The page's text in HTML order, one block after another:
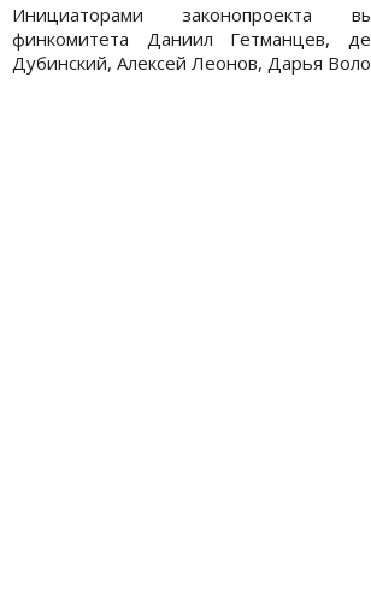
Инициаторами законопроекта
финкомитета Даниил Гетманцев,
Дубинский, Алексей Леонов, Дарья